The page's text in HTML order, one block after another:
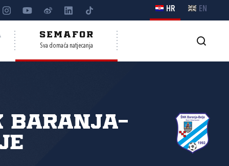
HR EN
SEMAFOR
Sva domaća natjecanja
Baranja-